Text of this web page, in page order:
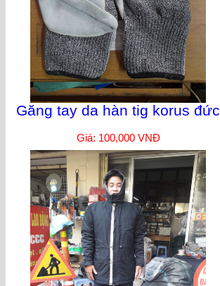
Găng tay da hàn tig korus đức
Giá: 100,000 VNĐ